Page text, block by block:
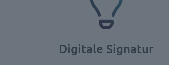
Digitale Signatur